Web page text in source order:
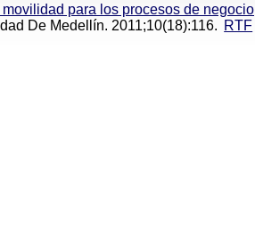
movilidad para los procesos de negocio
De Medellín. 2011;10(18):116. RTF